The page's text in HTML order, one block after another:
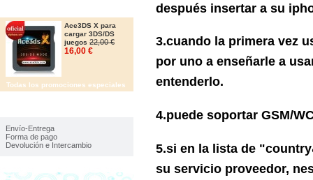
Ace3DS X para
cargar 3DS/DS
juegos 22,00 €
16,00 €
Todas los promociones especiales
Envío-Entrega
Forma de pago
Devolución e Intercambio
después insertar a su
3.cuando la primera vez
por uno a enseñarle a
entenderlo.
4.puede soportar GSM/
5.si en la lista de
su servicio proveedor,